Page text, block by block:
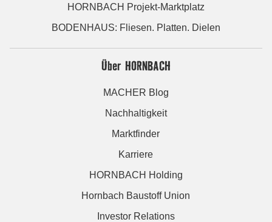
HORNBACH Projekt-Marktplatz
BODENHAUS: Fliesen. Platten. Dielen
Über HORNBACH
MACHER Blog
Nachhaltigkeit
Marktfinder
Karriere
HORNBACH Holding
Hornbach Baustoff Union
Investor Relations